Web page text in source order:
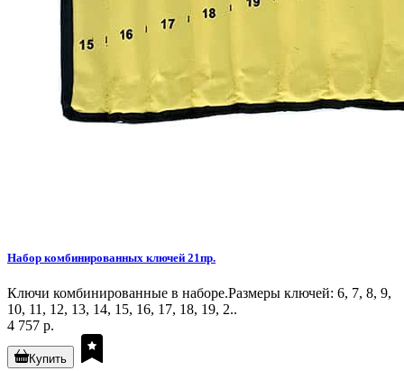
Набор комбинированных ключей 21пр.
Ключи комбинированные в наборе.Размеры ключей: 6, 7, 8, 9,
10, 11, 12, 13, 14, 15, 16, 17, 18, 19, 2..
4 757 р.
Купить